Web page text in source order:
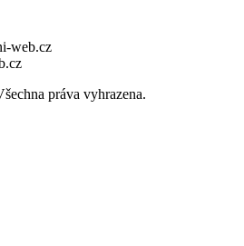
web.cz
práva vyhrazena.